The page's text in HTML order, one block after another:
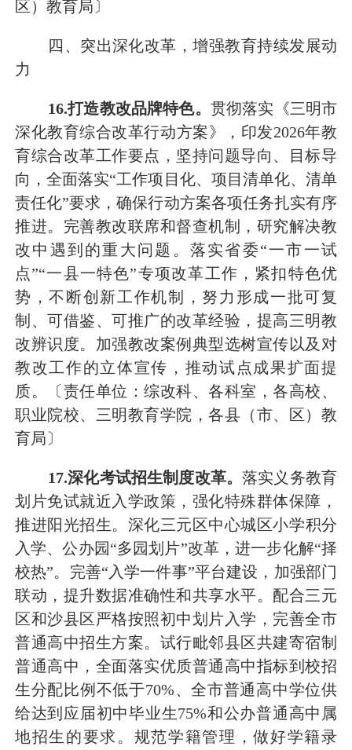
区）教育局〕
四、 突出深化改革，增强教育持续发展动
力
16.打造教改品牌特色。 贯彻落实《三明市
深化教育综合改革行动方案》，印发2026年教
育综合改革工作要点，坚持问题导向、目标导
向，全面落实“工作项目化、项目清单化、清单
责任化”要求，确保行动方案各项任务扎实有序
推进。完善教改联席和督查机制，研究解决教
改中遇到的重大问题。落实省委“一市一试
点”“一县一特色”专项改革工作，紧扣特色优
势，不断创新工作机制，努力形成一批可复
制、可借鉴、可推广的改革经验，提高三明教
改辨识度。加强教改案例典型选树宣传以及对
教改工作的立体宣传，推动试点成果扩面提
质。
〔责任单位：综改科、各科室，各高校、
职业院校、三明教育学院，各县（市、区）教
育局〕
17.深化考试招生制度改革。落实义务教育
划片免试就近入学政策，强化特殊群体保障，
推进阳光招生。 深化三元区中心城区小学积分
入学、公办园“多园划片”改革，进一步化解“择
校热”。 完善“入学一件事”平台建设 ， 加强部门
联动 ，提升数据准确性和共享水平。 配合三元
区和沙县区严格按照初中划片入学 ， 完善全市
普通高中招生方案。 试行毗邻县区共建寄宿制
普通高中， 全面落实优质普通高中指标到校招
生分配比例不低于70%、全市普通高中学位供
给达到应届初中毕业生75%和公办普通高中属
地招生 的要求 。 规范学籍管理，做好学籍录